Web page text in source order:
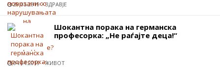
29.05.2019 ЗДРАВЈЕ
Шокантна порака на германска
професорка: „Не раѓајте деца!“
04.04.2019 ЖИВОТ